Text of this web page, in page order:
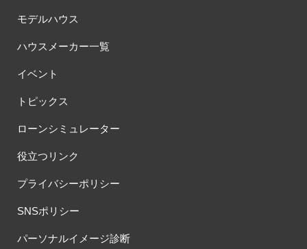
モデルハウス
ハウスメーカー一覧
イベント
トピックス
ローンシミュレーター
役立つリンク
プライバシーポリシー
SNSポリシー
パーソナルイメージ診断